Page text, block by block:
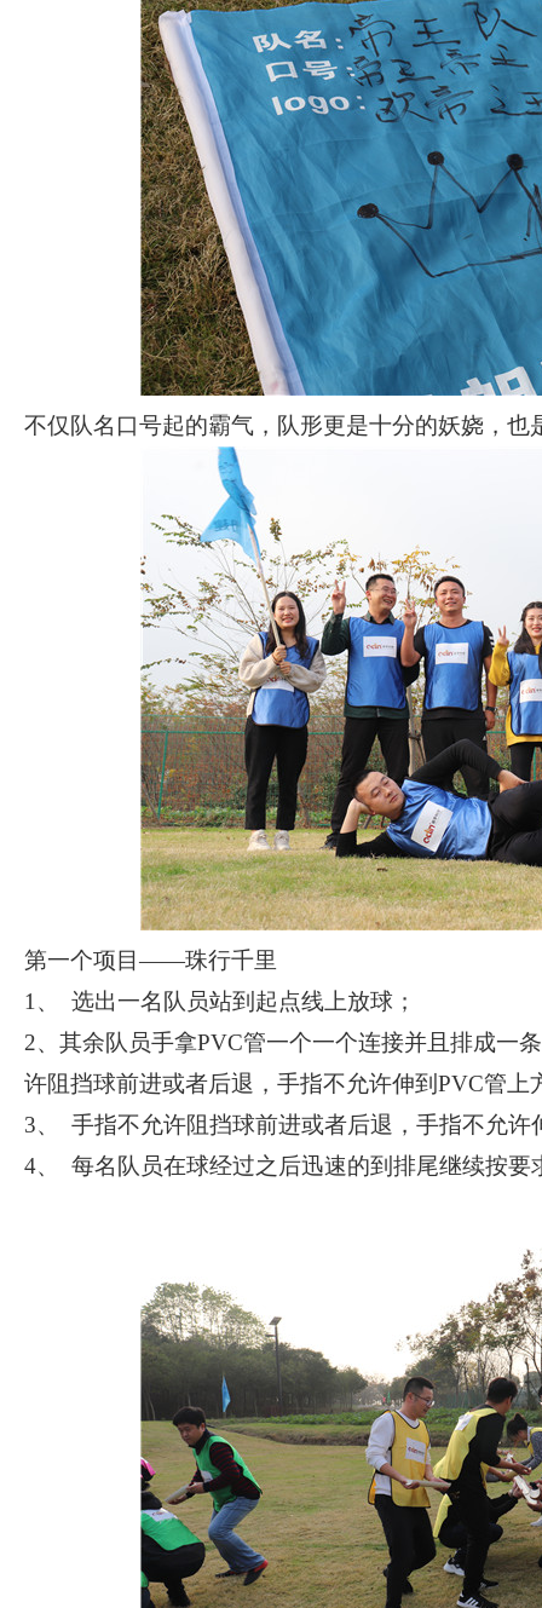
不仅队名口号起的霸气，队形更是十分的妖娆，也
第一个项目——珠行千里
1、 选出一名队员站到起点线上放球；
2、其余队员手拿PVC管一个一个连接并且排成
许阻挡球前进或者后退，手指不允许伸到PVC管
3、 手指不允许阻挡球前进或者后退，手指不允
4、 每名队员在球经过之后迅速的到排尾继续按